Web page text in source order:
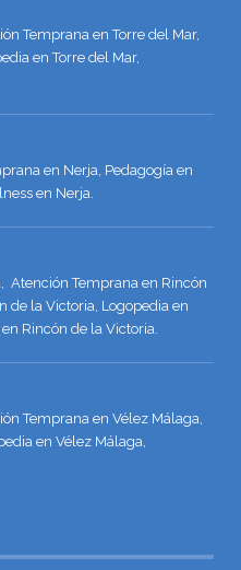
Temprana en Torre del Mar,
en Torre del Mar,
en Nerja, Pedagogía en
en Nerja.
Atención Temprana en Rincón
de la Victoria, Logopedia en
Rincón de la Victoria.
Temprana en Vélez Málaga,
en Vélez Málaga,